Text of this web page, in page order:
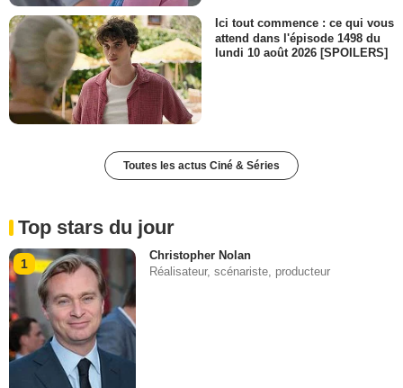
Ici tout commence : ce qui vous
attend dans l'épisode 1498 du
lundi 10 août 2026 [SPOILERS]
Toutes les actus Ciné & Séries
Top stars du jour
1
Christopher Nolan
Réalisateur, scénariste, producteur